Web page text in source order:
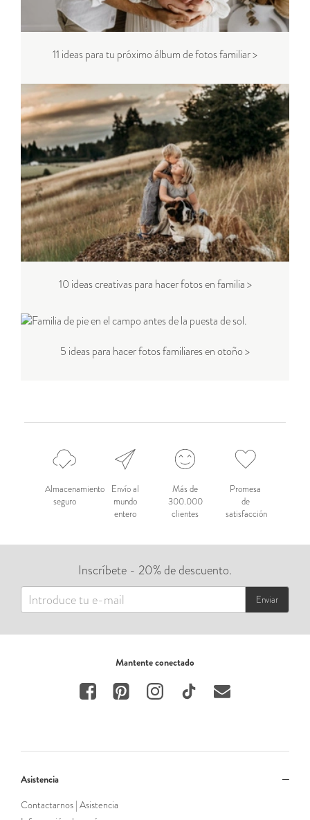
11 ideas para tu próximo álbum de fotos familiar >
10 ideas creativas para hacer fotos en familia >
5 ideas para hacer fotos familiares en otoño >
Almacenamiento
seguro
Envío al
mundo
entero
Más de
300.000
clientes
Promesa
de
satisfacción
Inscríbete - 20% de descuento.
Enviar
Mantente conectado
Asistencia
Contactarnos | Asistencia